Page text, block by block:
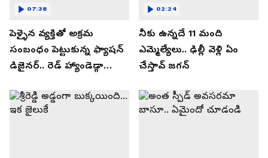
పెళ్ళైన వ్యక్తితో అక్రమ
సంబంధం పెట్టుకున్న ఫ్యాషన్
డిజైనర్.. రెడ్ హ్యాండెడ్గా
07:38
నీకు ఉన్నదే 11 మంది
ఎమ్మెల్యేలు.. ఢిల్లీ వెళ్లి ఏం
చేస్తావ్ జగన్
02:24